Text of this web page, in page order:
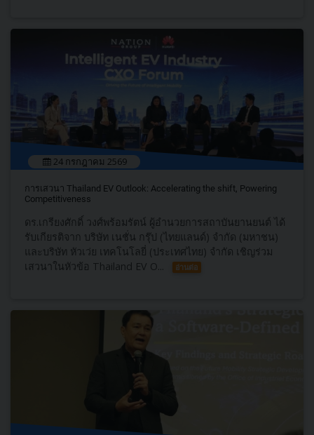
24 กรกฎาคม 2569
การเสวนา Thailand EV Outlook: Accelerating the shift, Powering
Competitiveness
ดร.เกรียงศักดิ์ วงศ์พร้อมรัตน์ ผู้อำนวยการสถาบันยานยนต์ ได้
รับเกียรติจาก บริษัท เนชั่น กรุ๊ป (ไทยแลนด์) จำกัด (มหาชน)
และบริษัท หัวเว่ย เทคโนโลยี่ (ประเทศไทย) จำกัด เชิญร่วม
เสวนาในหัวข้อ Thailand EV O...
อ่านต่อ